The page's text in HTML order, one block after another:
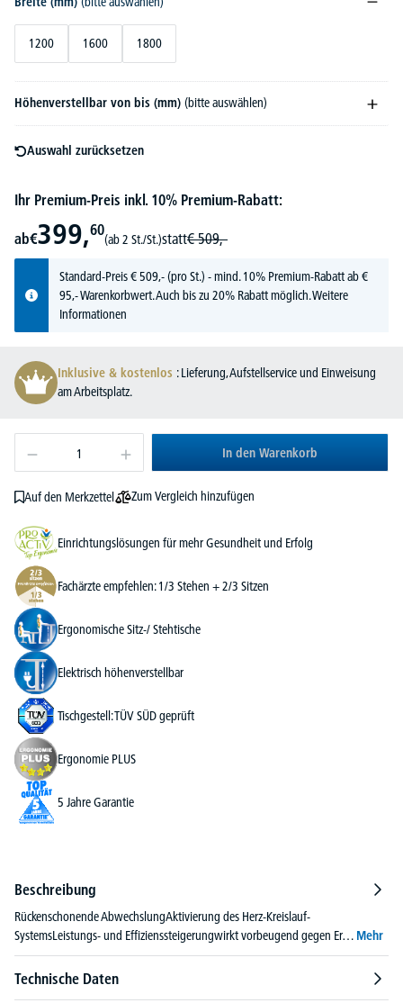
1200 1600 1800
Höhenverstellbar von bis (mm) (bitte auswählen)
Auswahl zurücksetzen
Ihr Premium-Preis inkl. 10% Premium-Rabatt:
ab€399,60
(ab 2 St./St.)statt€ 509,-
Standard-Preis€ 509,-(pro St.) - mind. 10% Premium-Rabatt ab €
95,- Warenkorbwert. Auch bis zu 20% Rabatt möglich.Weitere
Informationen
Inklusive & kostenlos : Lieferung, Aufstellservice und Einweisung
am Arbeitsplatz.
In den Warenkorb
Auf den Merkzettel Zum Vergleich hinzufügen
Einrichtungslösungen für mehr Gesundheit und Erfolg
Fachärzte empfehlen: 1/3 Stehen + 2/3 Sitzen
Ergonomische Sitz-/ Stehtische
Elektrisch höhenverstellbar
Tischgestell: TÜV SÜD geprüft
Ergonomie PLUS
5 Jahre Garantie
Beschreibung
Rückenschonende AbwechslungAktivierung des Herz-Kreislauf-
SystemsLeistungs- und Effizienssteigerungwirkt vorbeugend gegen Er… Mehr
Technische Daten